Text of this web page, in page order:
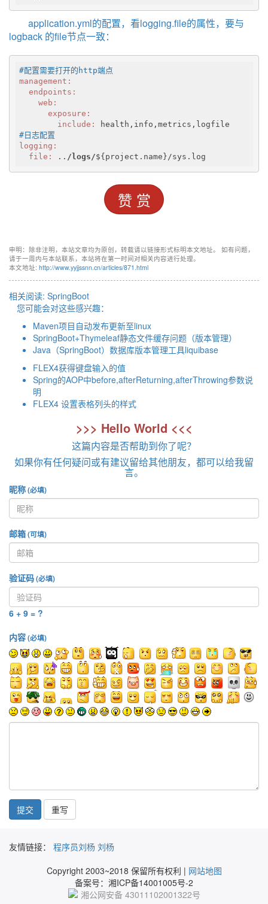
application.yml的配置，看logging.file的属性，要与
logback 的file节点一致：
#配置需要打开的http端点
management:
  endpoints:
    web:
      exposure:
        include:
#日志配置
logging:
  file:
.. /logs/${project.name}/sys.log
赞 赏
申明：除非注明，本站文章均为原创，转载请以链接形式标明本文地址。 如有问题，
请于一周内与本站联系，本站将在第一时间对相关内容进行处理。
本文地址: http://www.yyjjssnn.cn/articles/871.html
相关阅读: SpringBoot
您可能会对这些感兴趣：
Maven项目自动发布更新至linux
SpringBoot+Thymeleaf静态文件缓存问题（版本管理）
Java（SpringBoot）数据库版本管理工具liquibase
FLEX4获得键盘输入的值
Spring的AOP中before,afterReturning,afterThrowing参数说
明
FLEX4 设置表格列头的样式
>>> Hello World <<<
这篇内容是否帮助到你了呢？
如果你有任何疑问或有建议留给其他朋友，都可以给我留
言。
昵称(必填)
邮箱(可填)
验证码(必填)
6 + 9 = ?
内容(必填)
提交
友情链接： 程序员刘杨 刘杨
Copyright 2003~2018 保留所有权利 | 网站地图
备案号：湘ICP备14001005号-2
湘公网安备 43011102001322号